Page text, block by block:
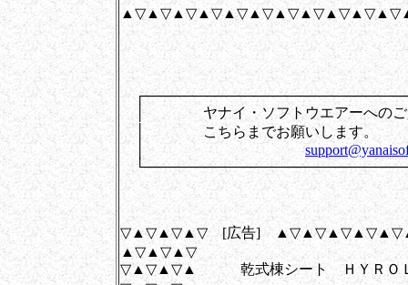
│ ヤナイ・ソフトウエアーへの
│ こちらまでお
│
▽▲▽▲▽▲▽ [広告]
▲▽▲▽▲▽
▽▲▽▲▽▲ 乾式棟シート ＨＹＲＯ